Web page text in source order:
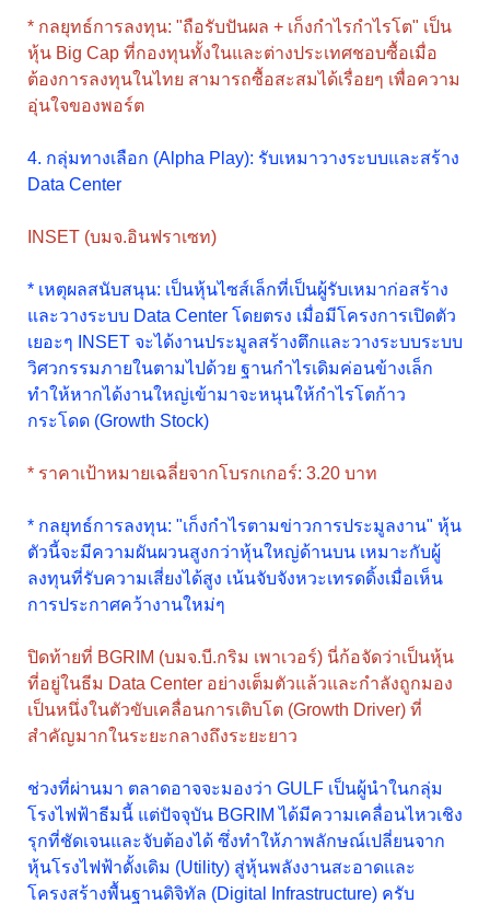
* กลยุทธ์การลงทุน: "ถือรับปันผล + เก็งกำไรกำไรโต" เป็น
หุ้น Big Cap ที่กองทุนทั้งในและต่างประเทศชอบซื้อเมื่อ
ต้องการลงทุนในไทย สามารถซื้อสะสมได้เรื่อยๆ เพื่อความ
อุ่นใจของพอร์ต
4. กลุ่มทางเลือก (Alpha Play): รับเหมาวางระบบและสร้าง
Data Center
INSET (บมจ.อินฟราเซท)
* เหตุผลสนับสนุน: เป็นหุ้นไซส์เล็กที่เป็นผู้รับเหมาก่อสร้าง
และวางระบบ Data Center โดยตรง เมื่อมีโครงการเปิดตัว
เยอะๆ INSET จะได้งานประมูลสร้างตึกและวางระบบระบบ
วิศวกรรมภายในตามไปด้วย ฐานกำไรเดิมค่อนข้างเล็ก
ทำให้หากได้งานใหญ่เข้ามาจะหนุนให้กำไรโตก้าว
กระโดด (Growth Stock)
* ราคาเป้าหมายเฉลี่ยจากโบรกเกอร์: 3.20 บาท
* กลยุทธ์การลงทุน: "เก็งกำไรตามข่าวการประมูลงาน" หุ้น
ตัวนี้จะมีความผันผวนสูงกว่าหุ้นใหญ่ด้านบน เหมาะกับผู้
ลงทุนที่รับความเสี่ยงได้สูง เน้นจับจังหวะเทรดดิ้งเมื่อเห็น
การประกาศคว้างานใหม่ๆ
ปิดท้ายที่ BGRIM (บมจ.บี.กริม เพาเวอร์) นี่ก้อจัดว่าเป็นหุ้น
ที่อยู่ในธีม Data Center อย่างเต็มตัวแล้วและกำลังถูกมอง
เป็นหนึ่งในตัวขับเคลื่อนการเติบโต (Growth Driver) ที่
สำคัญมากในระยะกลางถึงระยะยาว
ช่วงที่ผ่านมา ตลาดอาจจะมองว่า GULF เป็นผู้นำในกลุ่ม
โรงไฟฟ้าธีมนี้ แต่ปัจจุบัน BGRIM ได้มีความเคลื่อนไหวเชิง
รุกที่ชัดเจนและจับต้องได้ ซึ่งทำให้ภาพลักษณ์เปลี่ยนจาก
หุ้นโรงไฟฟ้าดั้งเดิม (Utility) สู่หุ้นพลังงานสะอาดและ
โครงสร้างพื้นฐานดิจิทัล (Digital Infrastructure) ครับ